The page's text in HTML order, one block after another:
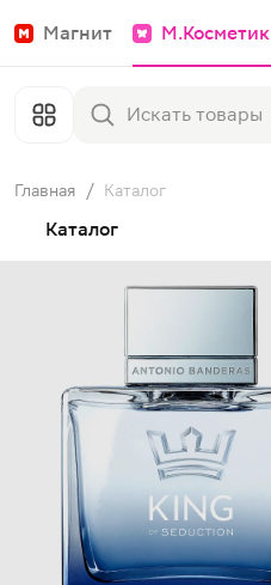
Магнит М.Косметик
Главная / Каталог
Каталог